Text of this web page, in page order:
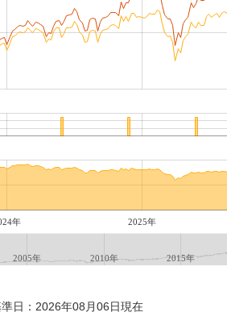
年 2025年
2005年 2010年 2015年
日：2026年08月06日現在